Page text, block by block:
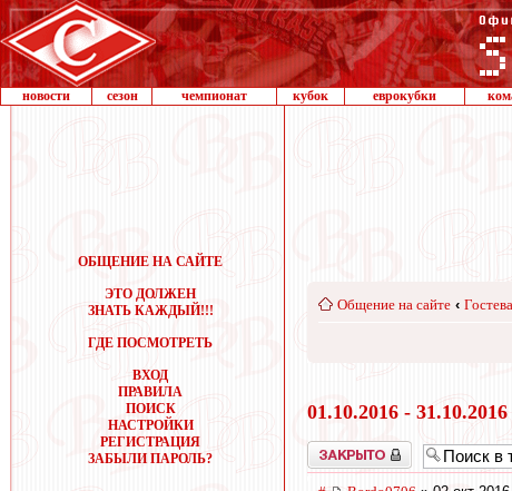
новости сезон чемпионат кубок еврокубки
ОБЩЕНИЕ НА САЙТЕ
ЭТО ДОЛЖЕН
ЗНАТЬ КАЖДЫЙ!!!
ГДЕ ПОСМОТРЕТЬ
ВХОД
ПРАВИЛА
ПОИСК
НАСТРОЙКИ
РЕГИСТРАЦИЯ
ЗАБЫЛИ ПАРОЛЬ?
Общение на сайте ‹
01.10.2016 - 31.10.2016
Закрыто